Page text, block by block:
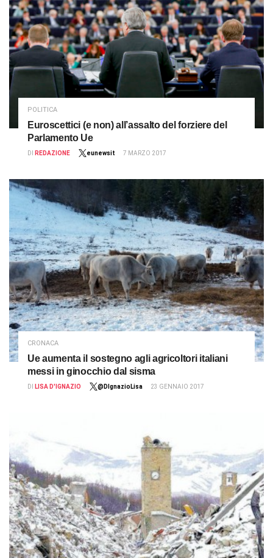
POLITICA
Euroscettici (e non) all’assalto del forziere del
Parlamento Ue
DI REDAZIONE eunewsit 7 MARZO 2017
CRONACA
Ue aumenta il sostegno agli agricoltori italiani
messi in ginocchio dal sisma
DI LISA D'IGNAZIO @DIgnazioLisa 23 GENNAIO 2017